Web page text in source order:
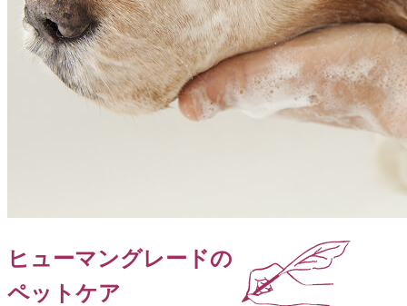
ヒューマングレードの
ペットケア